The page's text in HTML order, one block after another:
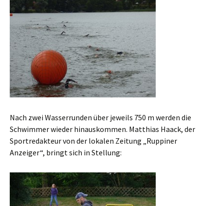
Nach zwei Wasserrunden über jeweils 750 m werden die
Schwimmer wieder hinauskommen. Matthias Haack, der
Sportredakteur von der lokalen Zeitung „Ruppiner
Anzeiger“, bringt sich in Stellung: